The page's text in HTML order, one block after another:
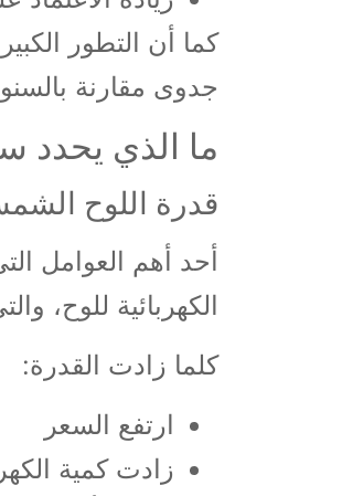
كما أن التطور
جدوى مقارنة
ما الذي يحدد
قدرة اللوح
أحد أهم العوامل
الكهربائية للوح،
كلما زادت القدرة:
ارتفع السعر
زادت كمية